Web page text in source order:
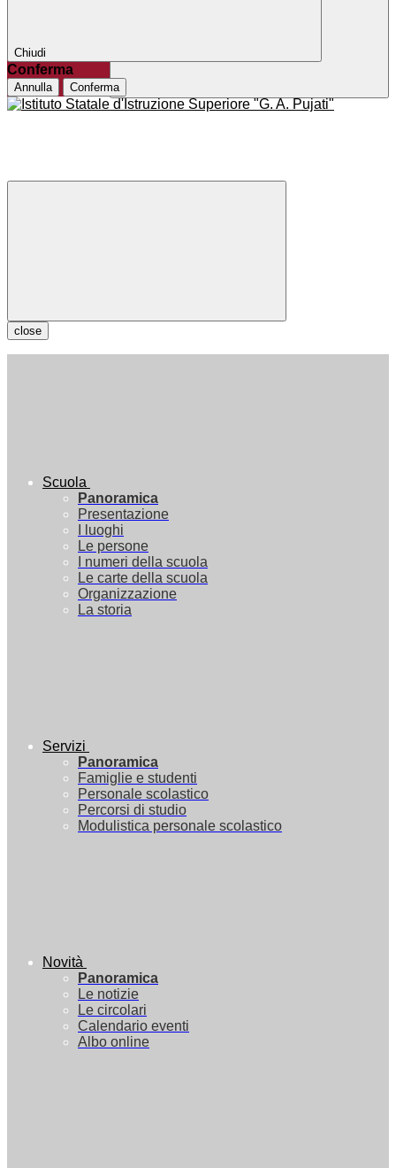
Chiudi
Conferma
Annulla Conferma
close
Scuola
Panoramica
Presentazione
I luoghi
Le persone
I numeri della scuola
Le carte della scuola
Organizzazione
La storia
Servizi
Panoramica
Famiglie e studenti
Personale scolastico
Percorsi di studio
Modulistica personale scolastico
Novità
Panoramica
Le notizie
Le circolari
Calendario eventi
Albo online